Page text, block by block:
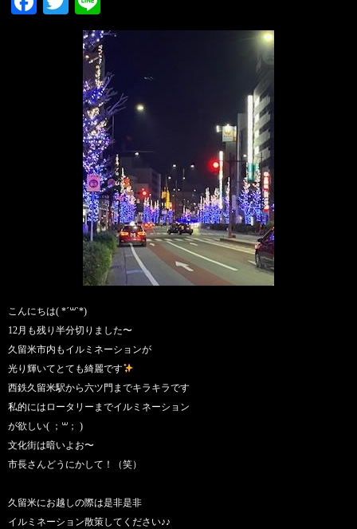
こんにちは( *´꒳`*)
12月も残り半分切りました〜
久留米市内もイルミネーションが
光り輝いてとても綺麗です
西鉄久留米駅から六ツ門までキラキラです
私的にはロータリーまでイルミネーション
が欲しい( ；꒳​； )
文化街は暗いよお〜
市長さんどうにかして！（笑）
久留米にお越しの際は是非是非
イルミネーション散策してください♪♪